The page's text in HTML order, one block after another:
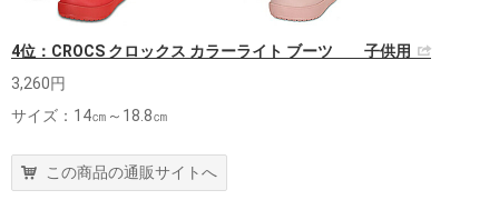
4位：CROCS クロックス カラーライト ブーツ 子供用
3,260円
サイズ：14㎝～18.8㎝
この商品の通販サイトへ